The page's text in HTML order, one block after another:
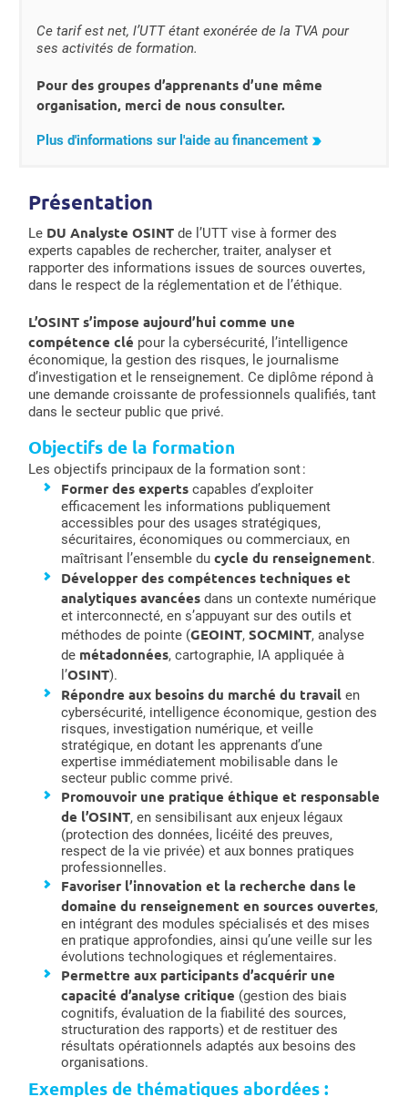
Ce tarif est net, l’UTT étant exonérée de la TVA pour
ses activités de formation.
Pour des groupes d’apprenants d’une même
organisation, merci de nous consulter.
Plus d'informations sur l'aide au financement
Présentation
Le DU Analyste OSINT de l’UTT vise à former des
experts capables de rechercher, traiter, analyser et
rapporter des informations issues de sources ouvertes,
dans le respect de la réglementation et de l’éthique.
L’OSINT s’impose aujourd’hui comme une
compétence clé pour la cybersécurité, l’intelligence
économique, la gestion des risques, le journalisme
d’investigation et le renseignement. Ce diplôme répond à
une demande croissante de professionnels qualifiés, tant
dans le secteur public que privé.
Objectifs de la formation
Les objectifs principaux de la formation sont :
Former des experts capables d’exploiter
efficacement les informations publiquement
accessibles pour des usages stratégiques,
sécuritaires, économiques ou commerciaux, en
maîtrisant l’ensemble du cycle du renseignement.
Développer des compétences techniques et
analytiques avancées dans un contexte numérique
et interconnecté, en s’appuyant sur des outils et
méthodes de pointe (GEOINT, SOCMINT, analyse
de métadonnées, cartographie, IA appliquée à
l’OSINT).
Répondre aux besoins du marché du travail en
cybersécurité, intelligence économique, gestion des
risques, investigation numérique, et veille
stratégique, en dotant les apprenants d’une
expertise immédiatement mobilisable dans le
secteur public comme privé.
Promouvoir une pratique éthique et responsable
de l’OSINT, en sensibilisant aux enjeux légaux
(protection des données, licéité des preuves,
respect de la vie privée) et aux bonnes pratiques
professionnelles.
Favoriser l’innovation et la recherche dans le
domaine du renseignement en sources ouvertes,
en intégrant des modules spécialisés et des mises
en pratique approfondies, ainsi qu’une veille sur les
évolutions technologiques et réglementaires.
Permettre aux participants d’acquérir une
capacité d’analyse critique (gestion des biais
cognitifs, évaluation de la fiabilité des sources,
structuration des rapports) et de restituer des
résultats opérationnels adaptés aux besoins des
organisations.
Exemples de thématiques abordées :